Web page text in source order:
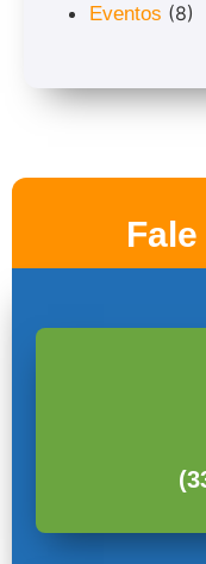
Eventos (8)